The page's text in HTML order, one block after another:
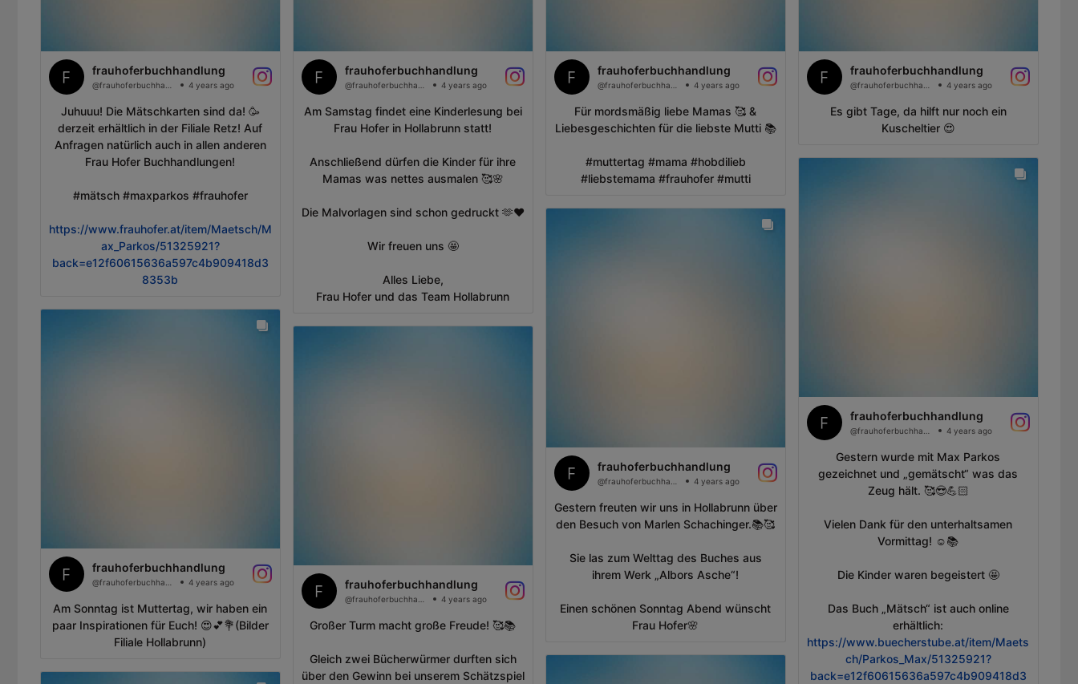
frauhoferbuchhandlung
4 years ago
Juhuuu! Die Mätschkarten sind da! 🥳
derzeit erhältlich in der Filiale Retz! Auf
Anfragen natürlich auch in allen anderen
Frau Hofer Buchhandlungen!
#mätsch #maxparkos #frauhofer
https://www.frauhofer.at/item/Maetsch/M
ax_Parkos/51325921?
back=e12f60615636a597c4b909418d3
8353b
frauhoferbuchhandlung
4 years ago
Am Samstag findet eine Kinderlesung bei
Frau Hofer in Hollabrunn statt!
Anschließend dürfen die Kinder für ihre
Mamas was nettes ausmalen 🥰🌸
Die Malvorlagen sind schon gedruckt 🫶❤️
Wir freuen uns 🤩
Alles Liebe,
Frau Hofer und das Team Hollabrunn
frauhoferbuchhandlung
4 years ago
Für mordsmäßig liebe Mamas 🥰 &
Liebesgeschichten für die liebste Mutti 📚
#muttertag #mama #hobdilieb
#liebstemama #frauhofer #mutti
frauhoferbuchhandlung
4 years ago
Es gibt Tage, da hilft nur noch ein
Kuscheltier 😍
frauhoferbuchhandlung
4 years ago
Am Sonntag ist Muttertag, wir haben ein
paar Inspirationen für Euch! 😍💕💐(Bilder
Filiale Hollabrunn)
frauhoferbuchhandlung
4 years ago
Großer Turm macht große Freude! 🥰📚
Gleich zwei Bücherwürmer durften sich
über den Gewinn bei unserem Schätzspiel
frauhoferbuchhandlung
4 years ago
Gestern freuten wir uns in Hollabrunn über
den Besuch von Marlen Schachinger.📚🥰
Sie las zum Welttag des Buches aus
ihrem Werk „Albors Asche“!
Einen schönen Sonntag Abend wünscht
Frau Hofer🌸
frauhoferbuchhandlung
4 years ago
Gestern wurde mit Max Parkos
gezeichnet und „gemätscht“ was das
Zeug hält. 🥰😎💪🏻
Vielen Dank für den unterhaltsamen
Vormittag! ☺️📚
Die Kinder waren begeistert 🤩
Das Buch „Mätsch“ ist auch online
https://www.buecherstube.at/item/Maets
ch/Parkos_Max/51325921?
back=e12f60615636a597c4b909418d3